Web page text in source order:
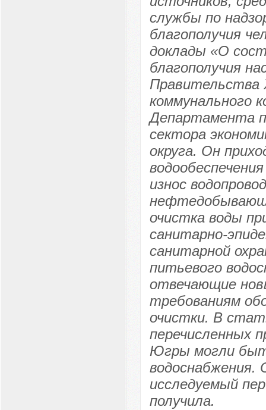
службы по
благополучия
доклады «О
благополучия
коммунального
Департамента
сектора
округа. Он
износ
очистка воды
санитарно-
санитарной
питьевого
отвечающие
требованиям
очистки. В
перечисленных
Югры могли
водоснабжения.
исследуемый
получила.